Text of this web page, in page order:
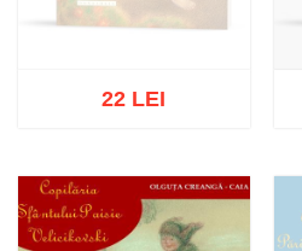
Stoc epuizat
22 LEI